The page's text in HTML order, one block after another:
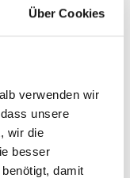
Über Cookies
verwenden wir
unsere
wir die
besser
damit
von Welden